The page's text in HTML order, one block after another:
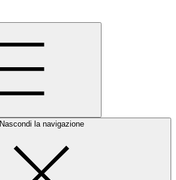
Nascondi la navigazione